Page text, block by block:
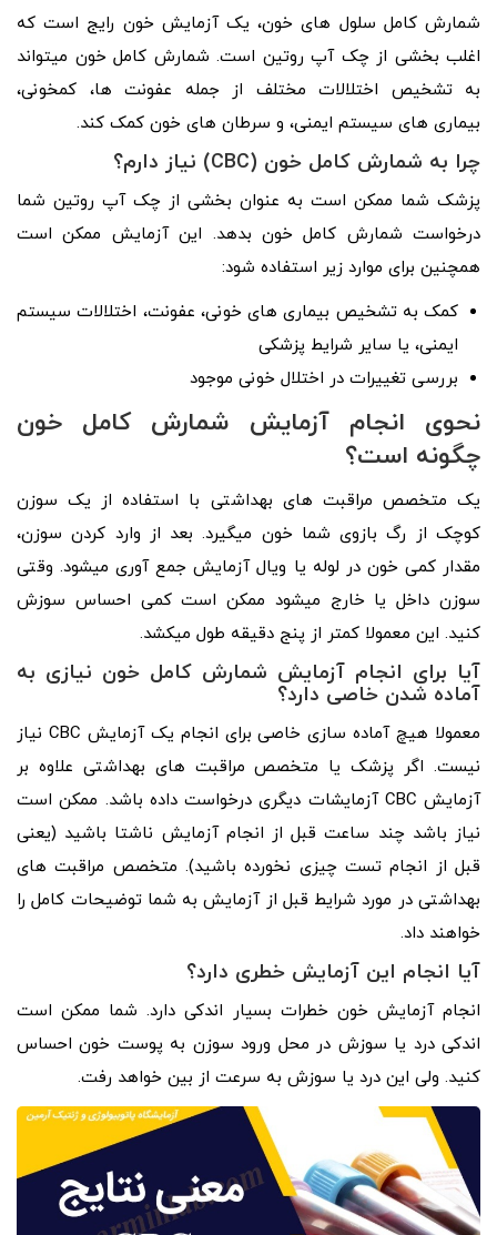
شمارش کامل سلول­ های خون، یک آزمایش خون رایج است که
اغلب بخشی از چک ­آپ روتین است. شمارش کامل خون می­تواند
به تشخیص اختلالات مختلف از جمله عفونت ­ها، کم­خونی،
بیماری ­های سیستم ایمنی، و سرطان ­های خون کمک کند.
چرا به شمارش کامل خون (CBC) نیاز دارم؟
پزشک شما ممکن است به عنوان بخشی از چک ­آپ روتین شما
درخواست شمارش کامل خون بدهد. این آزمایش ممکن است
همچنین برای موارد زیر استفاده شود:
کمک به تشخیص بیماری­ های خونی، عفونت، اختلالات سیستم
ایمنی، یا سایر شرایط پزشکی
بررسی تغییرات در اختلال خونی موجود
نحوی انجام آزمایش شمارش کامل خون
چگونه است؟
یک متخصص مراقبت­ های بهداشتی با استفاده از یک سوزن
کوچک از رگ بازوی شما خون می­گیرد. بعد از وارد کردن سوزن،
مقدار کمی خون در لوله یا ویال آزمایش جمع ­آوری می­شود. وقتی
سوزن داخل یا خارج می­شود ممکن است کمی احساس سوزش
کنید. این معمولا کمتر از پنج دقیقه طول می­کشد.
آیا برای انجام آزمایش شمارش کامل خون نیازی به
آماده شدن خاصی دارد؟
معمولا هیچ آماده ­سازی خاصی برای انجام یک آزمایش CBC نیاز
نیست. اگر پزشک یا متخصص مراقبت­ های بهداشتی علاوه بر
آزمایش CBC آزمایشات دیگری درخواست داده باشد. ممکن است
نیاز باشد چند ساعت قبل از انجام آزمایش ناشتا باشید (یعنی
قبل از انجام تست چیزی نخورده باشید). متخصص مراقبت ­های
بهداشتی در مورد شرایط قبل از آزمایش به شما توضیحات کامل را
خواهند داد.
آیا انجام این آزمایش خطری دارد؟
انجام آزمایش خون خطرات بسیار اندکی دارد. شما ممکن است
اندکی درد یا سوزش در محل ورود سوزن به پوست خون احساس
کنید. ولی این درد یا سوزش به سرعت از بین خواهد رفت.